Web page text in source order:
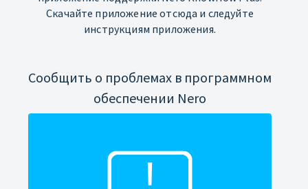
Скачайте приложение отсюда и следуйте
инструкциям приложения.
Сообщить о проблемах в программном
обеспечении Nero